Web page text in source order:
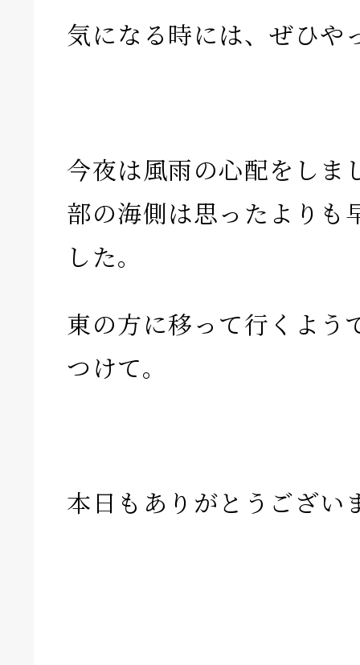
気になる時には、ぜひや
今夜は風雨の心配をしま
部の海側は思ったよりも
した。
東の方に移って行くよう
つけて。
本日もありがとうござい